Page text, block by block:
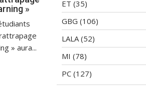
»
» aura...
ET (35)
GBG (106)
LALA(52)
MI (78)
PC (127)